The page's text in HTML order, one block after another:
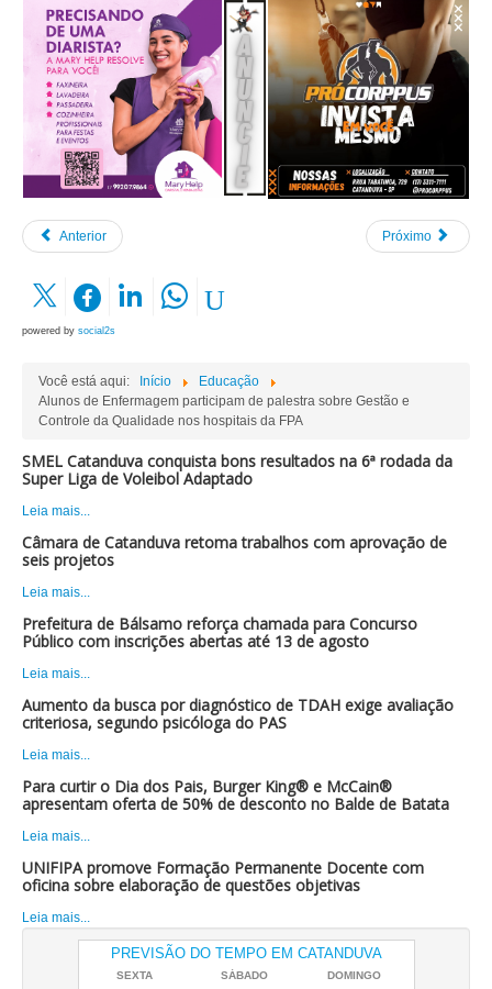
Anterior Próximo
powered by social2s
Você está aqui: Início
Educação
Alunos de Enfermagem participam de palestra sobre Gestão e
Controle da Qualidade nos hospitais da FPA
SMEL Catanduva conquista bons resultados na 6ª rodada da
Super Liga de Voleibol Adaptado
Leia mais...
Câmara de Catanduva retoma trabalhos com aprovação de
seis projetos
Leia mais...
Prefeitura de Bálsamo reforça chamada para Concurso
Público com inscrições abertas até 13 de agosto
Leia mais...
Aumento da busca por diagnóstico de TDAH exige avaliação
criteriosa, segundo psicóloga do PAS
Leia mais...
Para curtir o Dia dos Pais, Burger King® e McCain®
apresentam oferta de 50% de desconto no Balde de Batata
Leia mais...
UNIFIPA promove Formação Permanente Docente com
oficina sobre elaboração de questões objetivas
Leia mais...